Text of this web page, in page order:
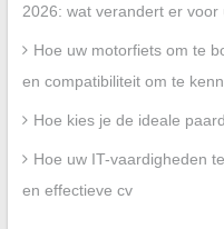
2026: wat verandert er voor
Hoe uw motorfiets om te
en compatibiliteit om te
Hoe kies je de ideale
Hoe uw IT-vaardigheden
en effectieve cv